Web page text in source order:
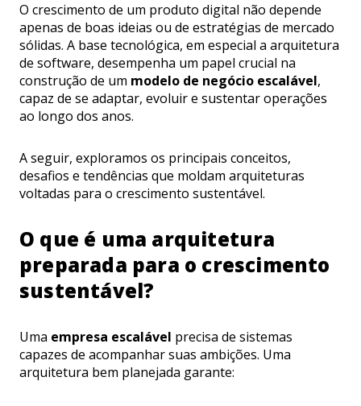
O crescimento de um produto digital não depende
apenas de boas ideias ou de estratégias de mercado
sólidas. A base tecnológica, em especial a arquitetura
de software, desempenha um papel crucial na
construção de um modelo de negócio escalável,
capaz de se adaptar, evoluir e sustentar operações
ao longo dos anos.
A seguir, exploramos os principais conceitos,
desafios e tendências que moldam arquiteturas
voltadas para o crescimento sustentável.
O que é uma arquitetura
preparada para o crescimento
sustentável?
Uma empresa escalável precisa de sistemas
capazes de acompanhar suas ambições. Uma
arquitetura bem planejada garante: